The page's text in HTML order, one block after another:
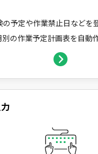
の予定や作業禁止日などを
別の作業予定計画表を自動